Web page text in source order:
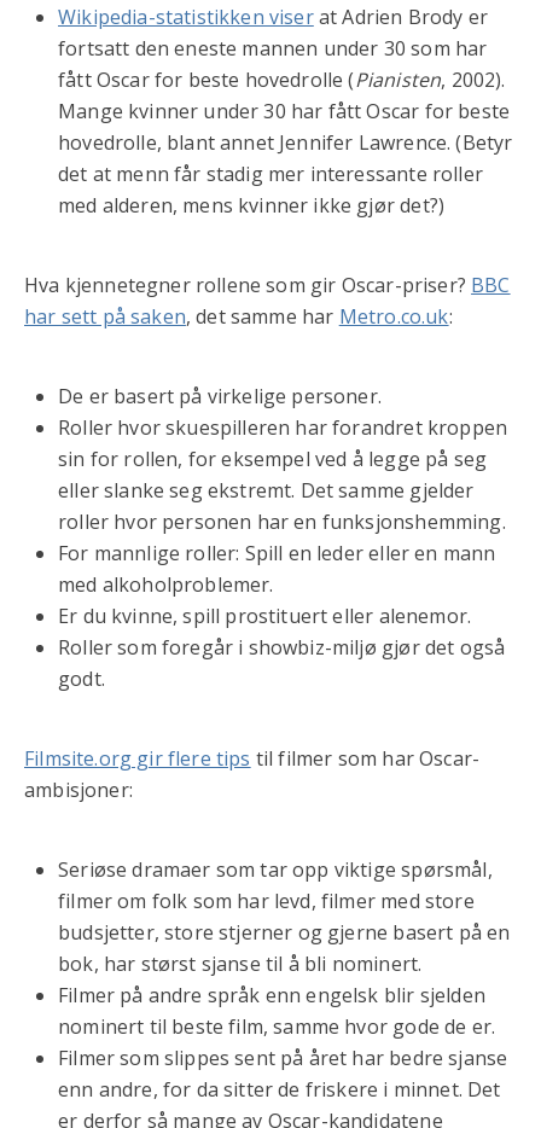
Wikipedia-statistikken viserat Adrien Brody er
fortsatt den eneste mannen under 30 som har
fått Oscar for beste hovedrolle (Pianisten, 2002).
Mange kvinner under 30 har fått Oscar for beste
hovedrolle, blant annet Jennifer Lawrence. (Betyr
det at menn får stadig mer interessante roller
med alderen, mens kvinner ikke gjør det?)
Hva kjennetegner rollene som gir Oscar-priser? BBC
har sett på saken, det samme har Metro.co.uk:
De er basert på virkelige personer.
Roller hvor skuespilleren har forandret kroppen
sin for rollen, for eksempel ved å legge på seg
eller slanke seg ekstremt. Det samme gjelder
roller hvor personen har en funksjonshemming.
For mannlige roller: Spill en leder eller en mann
med alkoholproblemer.
Er du kvinne, spill prostituert eller alenemor.
Roller som foregår i showbiz-miljø gjør det også
godt.
Filmsite.org gir flere tips til filmer som har Oscar-
ambisjoner:
Seriøse dramaer som tar opp viktige spørsmål,
filmer om folk som har levd, filmer med store
budsjetter, store stjerner og gjerne basert på en
bok, har størst sjanse til å bli nominert.
Filmer på andre språk enn engelsk blir sjelden
nominert til beste film, samme hvor gode de er.
Filmer som slippes sent på året har bedre sjanse
enn andre, for da sitter de friskere i minnet. Det
er derfor så mange av Oscar-kandidatene